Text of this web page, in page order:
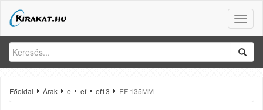
Toggle
Főoldal Árak e ef ef13 EF 135MM